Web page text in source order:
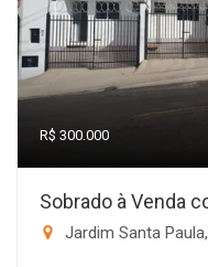
R$ 300.000
Sobrado à Venda
Jardim Santa